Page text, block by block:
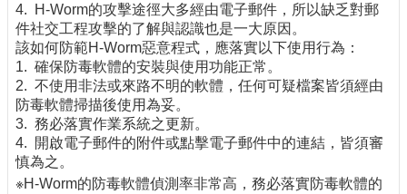
4. H-Worm的攻擊途徑大多經由電子郵件，所以缺乏對郵
件社交工程攻擊的了解與認識也是一大原因。
該如何防範H-Worm惡意程式，應落實以下使用行為：
1. 確保防毒軟體的安裝與使用功能正常。
2. 不使用非法或來路不明的軟體，任何可疑檔案皆須經由
防毒軟體掃描後使用為妥。
3. 務必落實作業系統之更新。
4. 開啟電子郵件的附件或點擊電子郵件中的連結，皆須審
慎為之。
※H-Worm的防毒軟體偵測率非常高，務必落實防毒軟體的